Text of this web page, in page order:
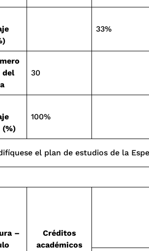
33%
del
30
(%)
100%
el plan de estudios de la
–
Créditos
académicos